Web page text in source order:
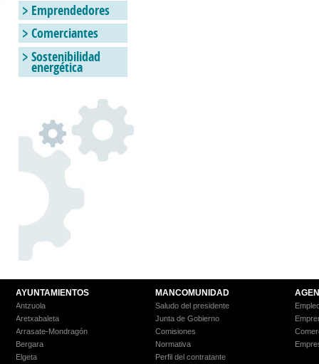
Emprendedores
Comerciantes
Sostenibilidad
energética
AYUNTAMIENTOS
Antzuola
Aretxabaleta
Arrasate-Mondragón
Bergara
Elgeta
MANCOMUNIDAD
Saludo del presidente
Junta de Gobierno
Comisiones
Normativa
Perfil del contratante